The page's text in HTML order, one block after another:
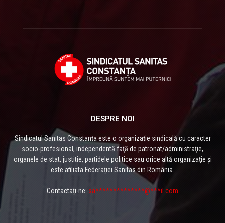
DESPRE NOI
Sindicatul Sanitas Constanţa este o organizaţie sindicală cu caracter
socio-profesional, independentă faţă de patronat/administraţie,
organele de stat, justitie, partidele politice sau orice altă organizaţie și
este afiliata Federației Sanitas din România.
Contactați-ne: sa**************@***il.com